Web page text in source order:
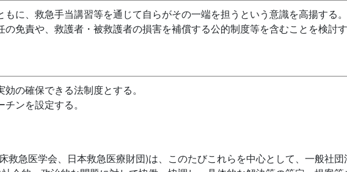
に、救急手当講習等を通じて自らがその一端を担うという意識を高揚する。
免責や、救護者・被救護者の損害を補償する公的制度等を含むことを検討す
の確保できる法制度とする。
ンを設定する。
救急医学会、日本救急医療財団)は、このたびこれらを中心として、一般社